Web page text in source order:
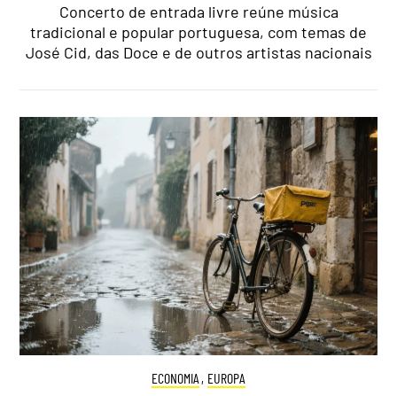
Concerto de entrada livre reúne música
tradicional e popular portuguesa, com temas de
José Cid, das Doce e de outros artistas nacionais
ECONOMIA , EUROPA